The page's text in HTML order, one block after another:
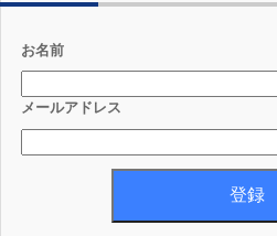
お名前
メールアドレス